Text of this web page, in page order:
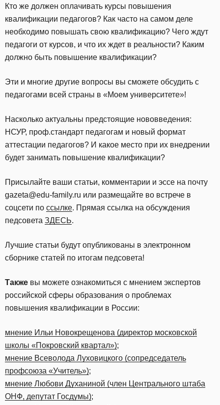
Кто же должен оплачивать курсы повышения
квалификации педагогов? Как часто на самом деле
необходимо повышать свою квалификацию? Чего ждут
педагоги от курсов, и что их ждет в реальности? Каким
должно быть повышение квалификации?
Эти и многие другие вопросы вы сможете обсудить с
педагогами всей страны в «Моем университете»!
Насколько актуальны предстоящие нововведения:
НСУР, проф.стандарт педагогам и новый формат
аттестации педагогов? И какое место при их внедрении
будет занимать повышение квалификации?
Присылайте ваши статьи, комментарии и эссе на почту
gazeta@edu-family.ru или размещайте во встрече в
соцсети по ссылке. Прямая ссылка на обсуждения
педсовета ЗДЕСЬ.
Лучшие статьи будут опубликованы в электронном
сборнике статей по итогам педсовета!
Также вы можете ознакомиться с мнением экспертов
российской сферы образования о проблемах
повышения квалификации в России:
мнение Ильи Новокрещенова (директор московской
школы «Покровский квартал»);
мнение Всеволода Луховицкого (сопредседатель
профсоюза «Учитель»);
мнение Любови Духаниной (член Центрального штаба
ОНФ, депутат Госдумы);